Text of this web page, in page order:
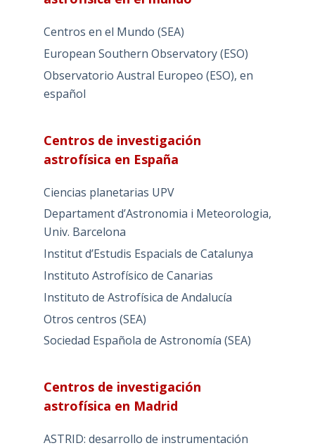
Centros en el Mundo (SEA)
European Southern Observatory (ESO)
Observatorio Austral Europeo (ESO), en
español
Centros de investigación
astrofísica en España
Ciencias planetarias UPV
Departament d’Astronomia i Meteorologia,
Univ. Barcelona
Institut d’Estudis Espacials de Catalunya
Instituto Astrofísico de Canarias
Instituto de Astrofísica de Andalucía
Otros centros (SEA)
Sociedad Española de Astronomía (SEA)
Centros de investigación
astrofísica en Madrid
ASTRID: desarrollo de instrumentación